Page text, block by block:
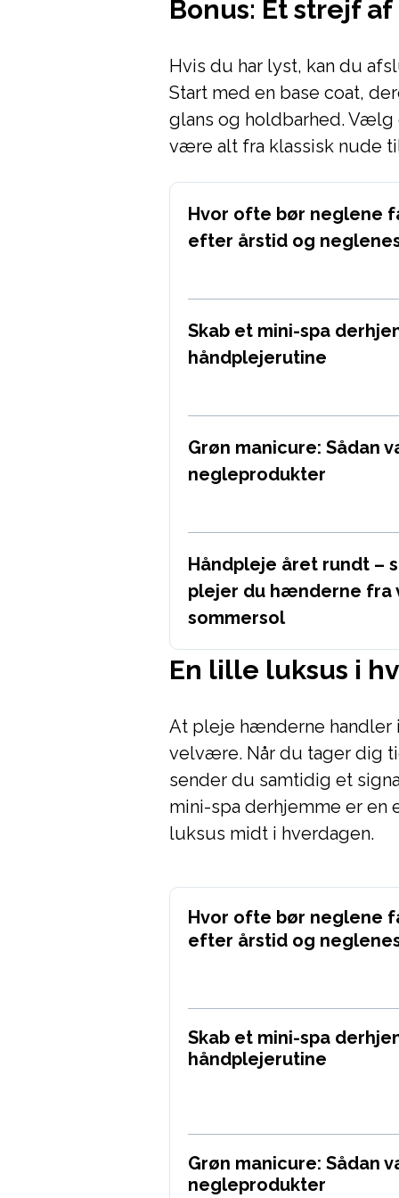
Bonus: Et strejf
Hvis du har lyst, kan du
Start med en base coat,
glans og holdbarhed. Vælg
være alt fra klassisk nude
Hvor ofte bør neglene
efter årstid og
Skab et mini-spa
håndplejerutine
Grøn manicure:
negleprodukter
Håndpleje året rundt –
plejer du hænderne fra
sommersol
En lille luksus i
At pleje hænderne handler
velvære. Når du tager dig
sender du samtidig et
mini-spa derhjemme er en
luksus midt i hverdagen.
Hvor ofte bør neglene
efter årstid og
Skab et mini-spa
håndplejerutine
Grøn manicure:
negleprodukter